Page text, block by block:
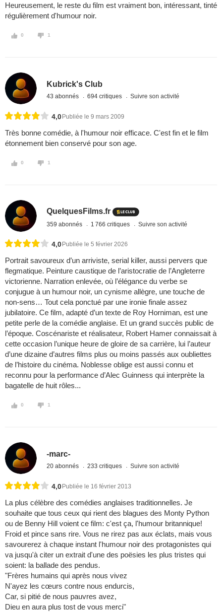
Heureusement, le reste du film est vraiment bon, intéressant, tinté
régulièrement d'humour noir.
0 1
Kubrick's Club
43 abonnés 694 critiques Suivre son activité
4,0 Publiée le 9 mars 2009
Très bonne comédie, à l'humour noir efficace. C'est fin et le film
étonnement bien conservé pour son age.
0 1
QuelquesFilms.fr
359 abonnés 1 766 critiques Suivre son activité
4,0 Publiée le 5 février 2026
Portrait savoureux d’un arriviste, serial killer, aussi pervers que
flegmatique. Peinture caustique de l’aristocratie de l’Angleterre
victorienne. Narration enlevée, où l’élégance du verbe se
conjugue à un humour noir, un cynisme allègre, une touche de
non-sens… Tout cela ponctué par une ironie finale assez
jubilatoire. Ce film, adapté d’un texte de Roy Horniman, est une
petite perle de la comédie anglaise. Et un grand succès public de
l’époque. Coscénariste et réalisateur, Robert Hamer connaissait à
cette occasion l’unique heure de gloire de sa carrière, lui l’auteur
d’une dizaine d’autres films plus ou moins passés aux oubliettes
de l’histoire du cinéma. Noblesse oblige est aussi connu et
reconnu pour la performance d’Alec Guinness qui interprète la
bagatelle de huit rôles...
0 1
-marc-
20 abonnés 233 critiques Suivre son activité
4,0 Publiée le 16 février 2013
La plus célèbre des comédies anglaises traditionnelles. Je
souhaite que tous ceux qui rient des blagues des Monty Python
ou de Benny Hill voient ce film: c'est ça, l'humour britannique!
Froid et pince sans rire. Vous ne rirez pas aux éclats, mais vous
savourerez à chaque instant l'humour noir des protagonistes qui
va jusqu'à citer un extrait d'une des poësies les plus tristes qui
soient: la ballade des pendus.
"Frères humains qui après nous vivez
N'ayez les cœurs contre nous endurcis,
Car, si pitié de nous pauvres avez,
Dieu en aura plus tost de vous merci"